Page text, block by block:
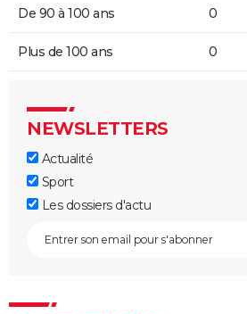
De 90 à 100 ans 0
Plus de 100 ans 0
NEWSLETTERS
Actualité
Sport
Les dossiers d'actu